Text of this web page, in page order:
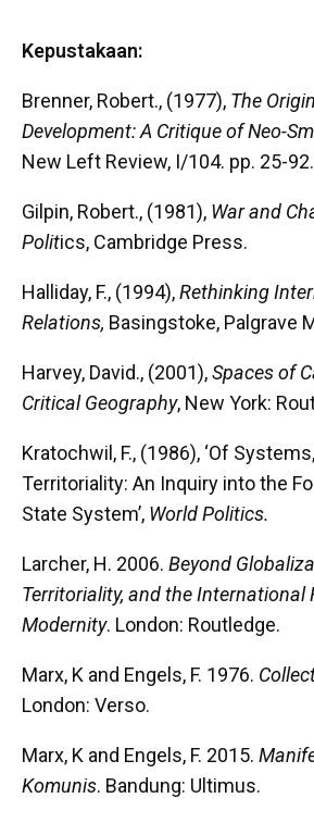
Kepustakaan:
Brenner, Robert., (1977), The
Development: A Critique of Neo-
New Left Review, I/104. pp. 25-92.
Gilpin, Robert., (1981), War and
Politics, Cambridge Press.
Halliday, F., (1994),Rethinking
Relations, Basingstoke, Palgrave
Harvey, David., (2001),Spaces of
Critical Geography, New York:
Kratochwil, F., (1986), ‘Of
Territoriality: An Inquiry into the
State System’, World Politics.
Larcher, H. 2006. Beyond
Territoriality, and the International
Modernity. London: Routledge.
Marx, K and Engels, F. 1976.
London: Verso.
Marx, K and Engels, F. 2015.
Komunis. Bandung: Ultimus.